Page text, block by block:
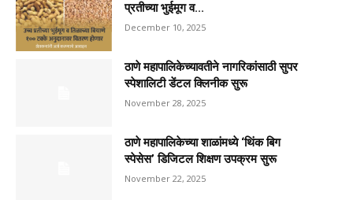
प्रतीच्या भुईमूग व...
December 10, 2025
ठाणे महापालिकेच्यावतीने नागरिकांसाठी सुपर
स्पेशालिटी डेंटल क्लिनीक सुरू
November 28, 2025
ठाणे महापालिकेच्या शाळांमध्ये ‘थिंक बिग
स्पेसेस’ डिजिटल शिक्षण उपक्रम सुरू
November 22, 2025